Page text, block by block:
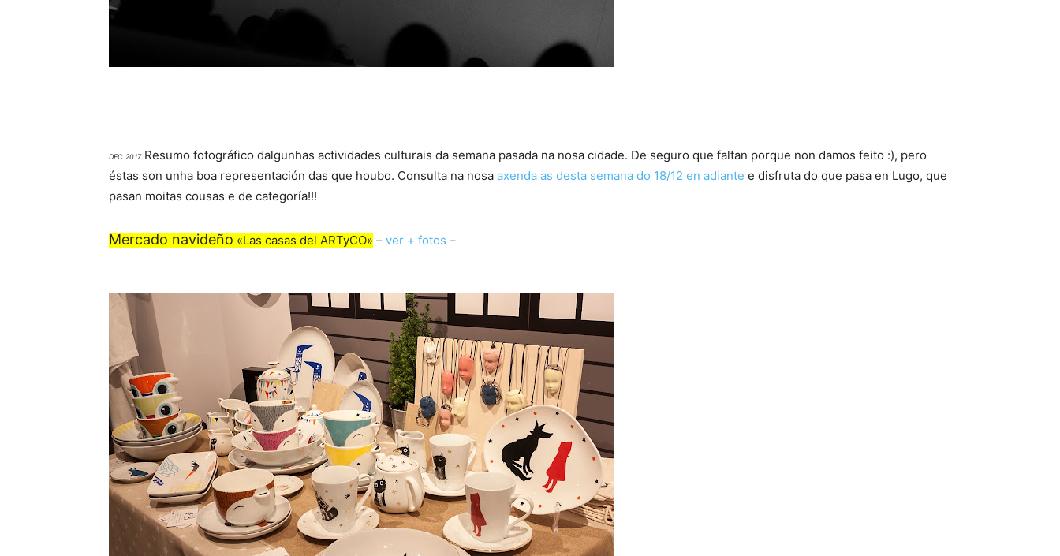
DEC 2017Resumo fotográfico dalgunhas actividades culturais da semana pasada na nosa cidade. De seguro que faltan porque non damos feito :), pero
éstas son unha boa representación das que houbo. Consulta na nosa axenda as desta semana do 18/12 en adiante e disfruta do que pasa en Lugo, que
pasan moitas cousas e de categoría!!!
Mercado navideño «Las casas del ARTyCO» – ver + fotos –